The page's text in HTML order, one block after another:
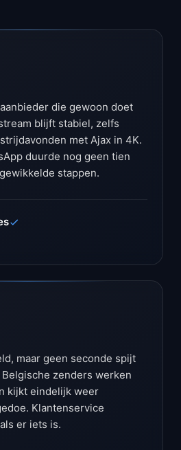
die gewoon doet
blijft stabiel, zelfs
met Ajax in 4K.
duurde nog geen tien
stappen.
maar geen seconde spijt
zenders werken
kijkt eindelijk weer
Klantenservice
er iets is.